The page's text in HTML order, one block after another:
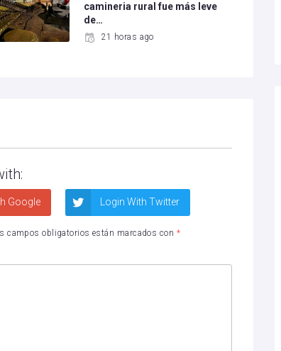
camineria rural fue más leve
de…
21 horas ago
Google Login With Twitter
campos obligatorios están marcados con *